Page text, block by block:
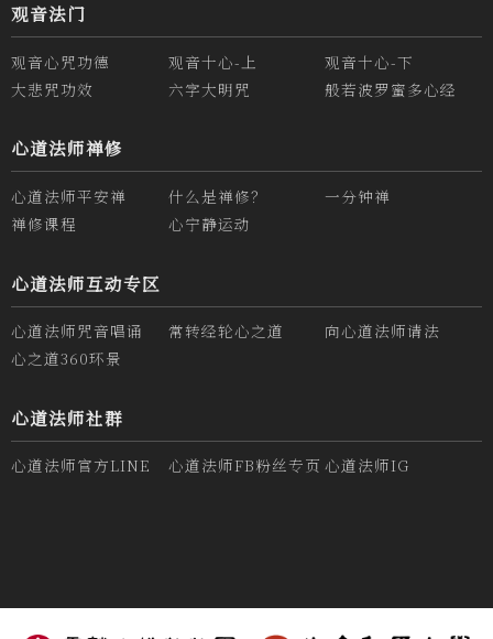
观音法门
观音心咒功德 观音十心-上
观音十心-下
大悲咒功效
六字大明咒 般若波罗蜜多心经
心道法师禅修
心道法师平安禅 什么是禅修？
一分钟禅
禅修课程
心宁静运动
心道法师互动专区
心道法师咒音唱诵 常转经轮心之道
向心道法师请法
心之道360环景
心道法师社群
心道法师官方LINE 心道法师FB粉丝专页 心道法师IG